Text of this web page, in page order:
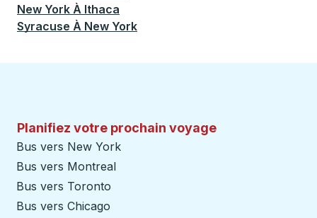
New York À Ithaca
Syracuse À New York
Planifiez votre prochain voyage
Bus vers New York
Bus vers Montreal
Bus vers Toronto
Bus vers Chicago